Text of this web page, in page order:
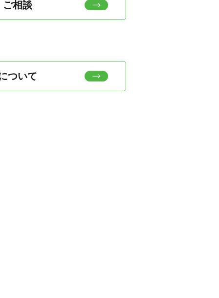
ご相談
ついて